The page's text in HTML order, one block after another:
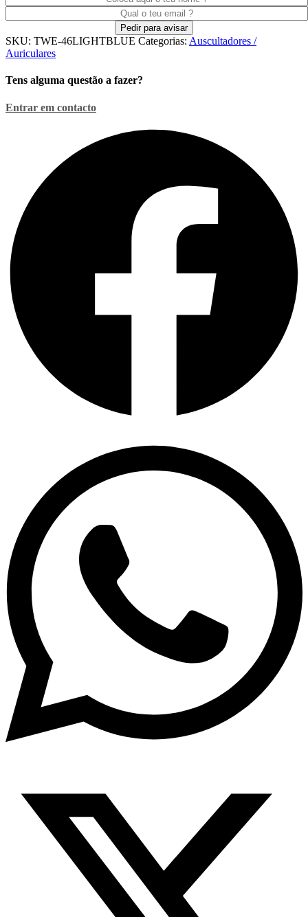
SKU: TWE-46LIGHTBLUE Categorias: Auscultadores /
Auriculares
Tens alguma questão a fazer?
Entrar em contacto